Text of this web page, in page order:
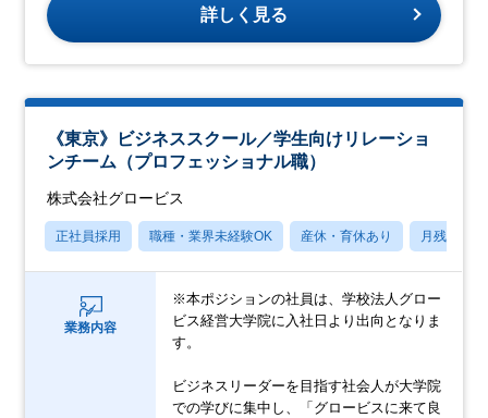
詳しく見る
《東京》ビジネススクール／学生向けリレーショ
ンチーム（プロフェッショナル職）
株式会社グロービス
正社員採用 職種・業界未経験OK 産休・育休あり 月残業20
業務内容
※本ポジションの社員は、学校法人グロー
ビス経営大学院に入社日より出向となりま
す。
ビジネスリーダーを目指す社会人が大学院
での学びに集中し、「グロービスに来て良